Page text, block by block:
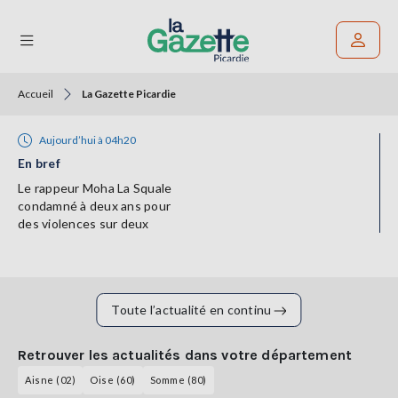
THÉMATIQUES
RÉGIONS
FORMATS
Accueil La Gazette Picardie
Aujourd’hui à 04h20
En bref
Le rappeur Moha La Squale
condamné à deux ans pour
des violences sur deux
Toute l’actualité en continu
Retrouver les actualités dans votre département
Aisne (02) Oise (60) Somme (80)